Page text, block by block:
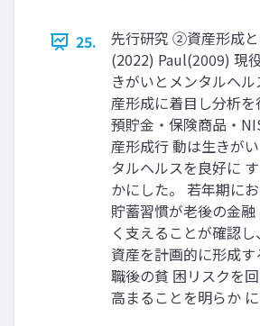
25.
先行研究 ②資産形成
(2022) Paul(2009) 現
きがいとメンタルヘ
産形成に着目し分析を
預貯金・保険商品・
産形成行 動は生きが
タルヘルスを良好に
かにした。 若年期に
貯蓄習慣が老後の金
く支えることが確認
資産を計画的に形成
職後の貧 困リスクを
高まることを明らか に